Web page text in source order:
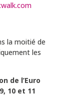
la moitié de
les
de l’Euro
10 et 11